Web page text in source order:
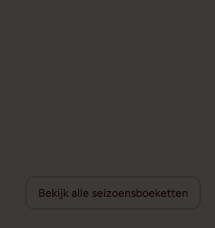
Bekijk alle seizoensboeketten